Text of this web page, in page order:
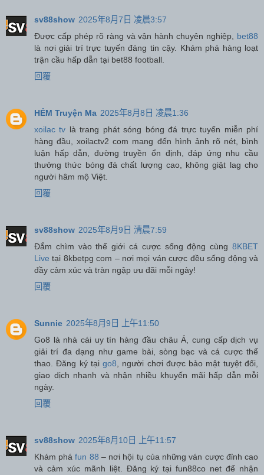
sv88show 2025年8月7日 凌晨3:57
Được cấp phép rõ ràng và vận hành chuyên nghiệp, bet88
là nơi giải trí trực tuyến đáng tin cậy. Khám phá hàng loạt
trận cầu hấp dẫn tại bet88 football.
回覆
HẺM Truyện Ma 2025年8月8日 凌晨1:36
xoilac tv là trang phát sóng bóng đá trực tuyến miễn phí
hàng đầu, xoilactv2 com mang đến hình ảnh rõ nét, bình
luận hấp dẫn, đường truyền ổn định, đáp ứng nhu cầu
thưởng thức bóng đá chất lượng cao, không giật lag cho
người hâm mộ Việt.
回覆
sv88show 2025年8月9日 清晨7:59
Đắm chìm vào thế giới cá cược sống động cùng 8KBET
Live tại 8kbetpg com – nơi mọi ván cược đều sống động và
đầy cảm xúc và tràn ngập ưu đãi mỗi ngày!
回覆
Sunnie 2025年8月9日 上午11:50
Go8 là nhà cái uy tín hàng đầu châu Á, cung cấp dịch vụ
giải trí đa dạng như game bài, sòng bạc và cá cược thể
thao. Đăng ký tạigo8 , người chơi được bảo mật tuyệt đối,
giao dịch nhanh và nhận nhiều khuyến mãi hấp dẫn mỗi
ngày.
回覆
sv88show 2025年8月10日 上午11:57
Khám pháfun 88 – nơi hội tụ của những ván cược đỉnh cao
và cảm xúc mãnh liệt. Đăng ký tại fun88co net để nhận